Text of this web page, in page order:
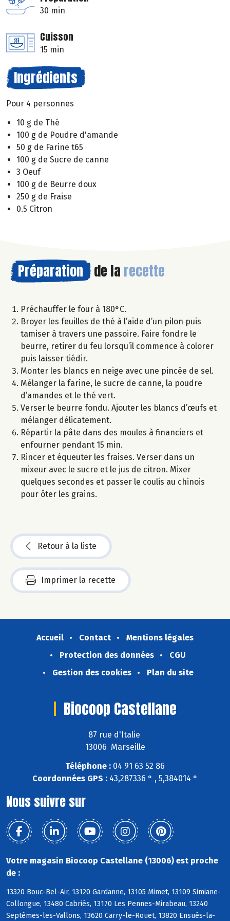
30 min
Cuisson
15 min
Ingrédients
Pour 4 personnes
10 g de Thé
100 g de Poudre d'amande
50 g de Farine t65
100 g de Sucre de canne
3 Oeuf
100 g de Beurre doux
250 g de Fraise
0.5 Citron
Préparation de la recette
Préchauffer le four à 180°C.
Broyer les feuilles de thé à l’aide d’un pilon puis
tamiser à travers une passoire. Faire fondre le
beurre, retirer du feu lorsqu’il commence à colorer
puis laisser tiédir.
Monter les blancs en neige avec une pincée de sel.
Mélanger la farine, le sucre de canne, la poudre
d’amandes et le thé vert.
Verser le beurre fondu. Ajouter les blancs d’œufs et
mélanger délicatement.
Répartir la pâte dans des moules à financiers et
enfourner pendant 15 min.
Rincer et équeuter les fraises. Verser dans un
mixeur avec le sucre et le jus de citron. Mixer
quelques secondes et passer le coulis au chinois
pour ôter les grains.
Retour à la liste
Imprimer la recette
Accueil Contact
Mentions légales
Protection des données
CGU
Gestion des cookies
Plan du site
Biocoop Castellane
87 rue d'Italie
13006 Marseille
Téléphone : 04 91 63 52 86
Coordonnées GPS : 43,287336 ° , 5,384014 °
Nous suivre sur
Votre magasin Biocoop Castellane (13006) est proche
de :
13320 Bouc-Bel-Air, 13120 Gardanne, 13105 Mimet, 13109 Simiane-
Collongue, 13480 Cabriès, 13170 Les Pennes-Mirabeau, 13240
Septèmes-les-Vallons, 13620 Carry-le-Rouet, 13820 Ensuès-la-